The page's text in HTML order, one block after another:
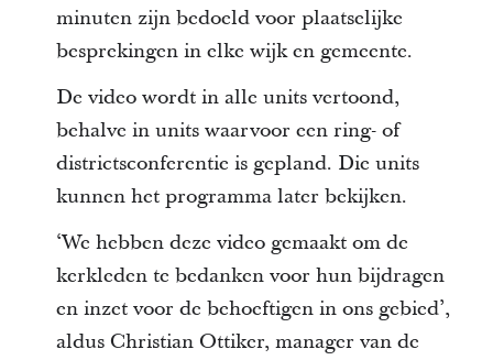
minuten zijn bedoeld voor plaatselijke
besprekingen in elke wijk en gemeente.
De video wordt in alle units vertoond,
behalve in units waarvoor een ring- of
districtsconferentie is gepland. Die units
kunnen het programma later bekijken.
‘We hebben deze video gemaakt om de
kerkleden te bedanken voor hun bijdragen
en inzet voor de behoeftigen in ons gebied’,
aldus Christian Ottiker, manager van de